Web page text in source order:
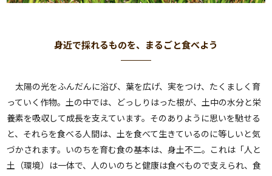
身近で採れるものを、まるごと食べよう
太陽の光をふんだんに浴び、葉を広げ、実をつけ、たくましく育
っていく作物。土の中では、どっしりはった根が、土中の水分と栄
養素を吸収して成長を支えています。そのありように思いを馳せる
と、それらを食べる人間は、土を食べて生きているのに等しいと気
づかされます。いのちを育む食の基本は、身土不二。これは「人と
土（環境）は一体で、人のいのちと健康は食べもので支えられ、食